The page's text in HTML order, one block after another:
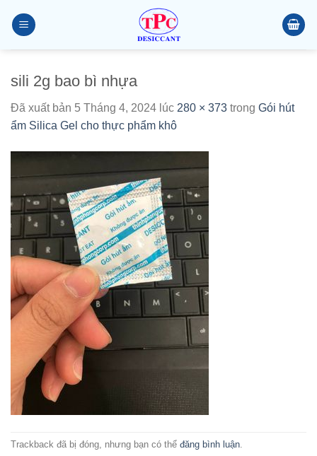
đến
sili 2g bao bì nhựa
Đã xuất bản 5 Tháng 4, 2024 lúc 280 × 373 trong Gói hút
ẩm Silica Gel cho thực phẩm khô
Trackback đã bị đóng, nhưng bạn có thể đăng bình luận